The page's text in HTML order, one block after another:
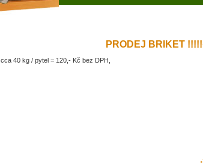
PRODEJ BRIKET !!!!!
cca 40 kg / pytel = 120,- Kč bez DPH,
.